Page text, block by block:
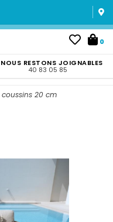
0
NOUS RESTONS JOIGNABLES
40 83 05 85
coussins 20 cm